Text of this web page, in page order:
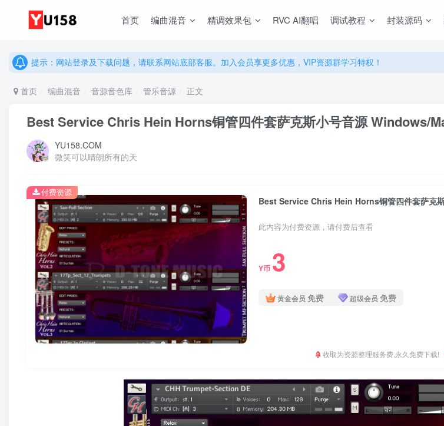
首页 编曲混音 精调效果包 RVC AI翻唱 调试教程 封装源码
说明：有任何问题请联系网站客服处理，开通会员可解锁全站资源，无限制永久使用下载！
提示：网站登录及下载问题，请联系网站底部客服。加入会员享更多优惠，VIP资源群学习特权！
首页 编曲混音 音源音色库 管乐音源 正文
Best Service Chris Hein Horns铜管四件套萨克斯小号音源 Windows/
YU158.COM
微笑可以晴朗所有的天
此内容为付费资源，请付费后查看
Y币 3
黄金会员 免费 超级会员 免费
收取为资源整理服务费,永久免费下载!
付费资源